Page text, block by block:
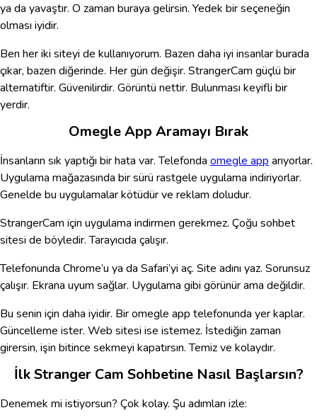
ya da yavaştır. O zaman buraya gelirsin. Yedek bir seçeneğin
olması iyidir.
Ben her iki siteyi de kullanıyorum. Bazen daha iyi insanlar burada
çıkar, bazen diğerinde. Her gün değişir. StrangerCam güçlü bir
alternatiftir. Güvenilirdir. Görüntü nettir. Bulunması keyifli bir
yerdir.
Omegle App Aramayı Bırak
İnsanların sık yaptığı bir hata var. Telefonda omegle app arıyorlar.
Uygulama mağazasında bir sürü rastgele uygulama indiriyorlar.
Genelde bu uygulamalar kötüdür ve reklam doludur.
StrangerCam için uygulama indirmen gerekmez. Çoğu sohbet
sitesi de böyledir. Tarayıcıda çalışır.
Telefonunda Chrome’u ya da Safari’yi aç. Site adını yaz. Sorunsuz
çalışır. Ekrana uyum sağlar. Uygulama gibi görünür ama değildir.
Bu senin için daha iyidir. Bir omegle app telefonunda yer kaplar.
Güncelleme ister. Web sitesi ise istemez. İstediğin zaman
girersin, işin bitince sekmeyi kapatırsın. Temiz ve kolaydır.
İlk Stranger Cam Sohbetine Nasıl Başlarsın?
Denemek mi istiyorsun? Çok kolay. Şu adımları izle: